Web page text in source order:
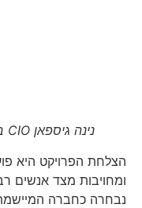
נינה גיספאן CIO באגד צילום יחצ
הצלחת הפרויקט היא
ומחויבות מצד אנשים
נבחרה כחברה המיישמת,